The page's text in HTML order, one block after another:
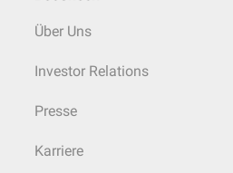
Über Uns
Investor Relations
Presse
Karriere